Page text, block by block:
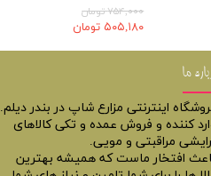
۷۵۴,۰۰۰ تومان
۵۰۵,۱۸۰ تومان
ما
اینترنتی مزارع شاپ در بندر دیلم.
کننده و فروش عمده و تکی کالاهای
مراقبتی و مویی.
افتخار ماست که همیشه بهترین